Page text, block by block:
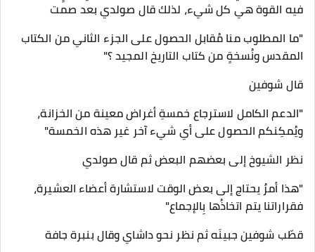
فيه القوة هي كل شيء، لذلك قال صولدي بعد صمت
"ما المطلوب منا مُقابل الحصول على الجزء الثاني من الكتاب
المقدس ونُسخةٍ من كتاب التاريخ المجيد ؟"
قال شوفين
"الدعم الكامل لاسترجاع خمسةِ أغراض معينة من الخزانة،
ويُمكِنكم الحصول على أي شيء آخر غير هذه الخمسة"
نظر الشيوخ إلى بعضهم البعض ثم قال صولدي
"هذا أمرٌ يحتاج إلى بعض الوقت لاستشارة أعضاء العشيرة،
فقراراتنا يتم اتخاذُها بِالإجماع"
قطّب شوفين جبينَه ثم نظر نحو داشاي وقال بنبرة جافة